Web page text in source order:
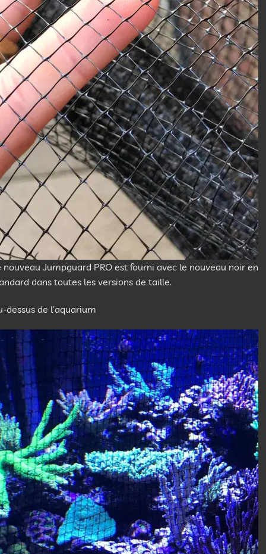
nouveau Jumpguard PRO est fourni avec le nouveau noir en
dans toutes les versions de taille.
dessus de l’aquarium